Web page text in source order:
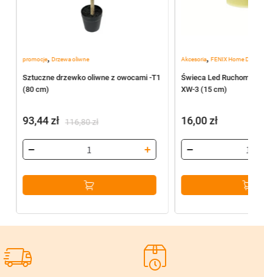
promocje, Drzewa oliwne
Sztuczne drzewko oliwne z owocami -T1
(80 cm)
116,80zł
cena
wynosiła:
116,80 zł.
93,44zł
cena
wynosi:
93,44 zł.
Akcesoria,FENIX Home Decor
Świeca Led Ruchomy
XW-3 (15 cm)
16,00zł